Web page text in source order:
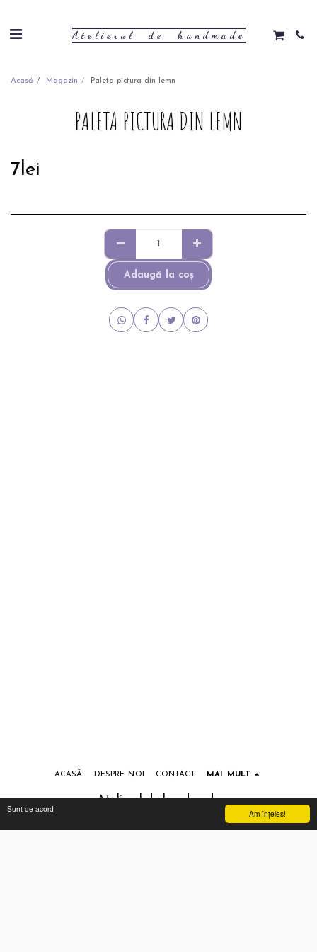
Am înţeles!
Sunt de acord
Atelierul de handmade
Acasă Magazin Paleta pictura din lemn
PALETA PICTURA DIN LEMN
7lei
Adaugă la coş
Atelierul de handmade
Drepturi de autor © 2026 Toate drepturile rezervate
ACASĂ DESPRE NOI CONTACT MAI MULT